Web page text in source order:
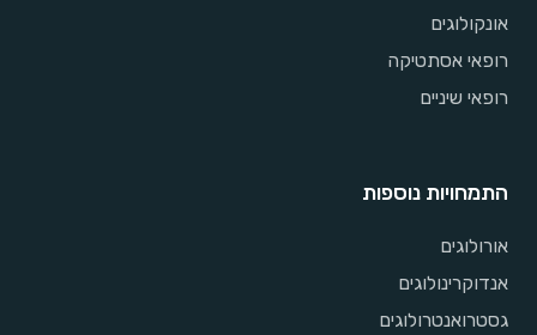
אונקולוגים
רופאי אסתטיקה
רופאי שיניים
התמחויות נוספות
אורולוגים
אנדוקרינולוגים
גסטרואנטרולוגים